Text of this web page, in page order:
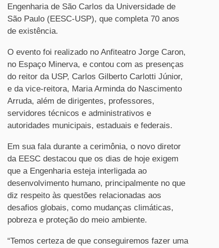
Engenharia de São Carlos da Universidade de
São Paulo (EESC-USP), que completa 70 anos
de existência.
O evento foi realizado no Anfiteatro Jorge Caron,
no Espaço Minerva, e contou com as presenças
do reitor da USP, Carlos Gilberto Carlotti Júnior,
e da vice-reitora, Maria Arminda do Nascimento
Arruda, além de dirigentes, professores,
servidores técnicos e administrativos e
autoridades municipais, estaduais e federais.
Em sua fala durante a cerimônia, o novo diretor
da EESC destacou que os dias de hoje exigem
que a Engenharia esteja interligada ao
desenvolvimento humano, principalmente no que
diz respeito às questões relacionadas aos
desafios globais, como mudanças climáticas,
pobreza e proteção do meio ambiente.
“Temos certeza de que conseguiremos fazer uma